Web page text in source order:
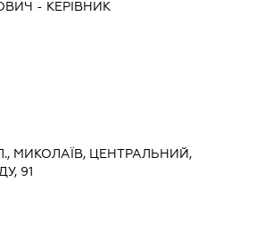
- КЕРІВНИК
МИКОЛАЇВ, ЦЕНТРАЛЬНИЙ,
91